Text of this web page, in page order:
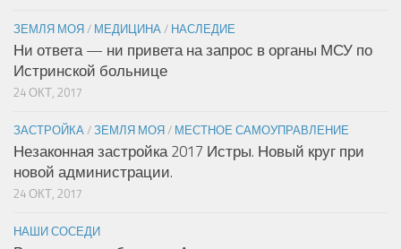
ЗЕМЛЯ МОЯ/ МЕДИЦИНА/ НАСЛЕДИЕ
Ни ответа — ни привета на запрос в органы МСУ по
Истринской больнице
24 ОКТ, 2017
ЗАСТРОЙКА/ЗЕМЛЯ МОЯ/ МЕСТНОЕ САМОУПРАВЛЕНИЕ
Незаконная застройка 2017 Истры. Новый круг при
новой администрации.
24 ОКТ, 2017
НАШИ СОСЕДИ